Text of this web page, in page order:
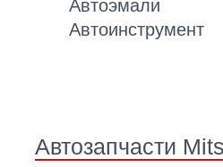
Автоэмали
Автоинструмент
Автозапчасти